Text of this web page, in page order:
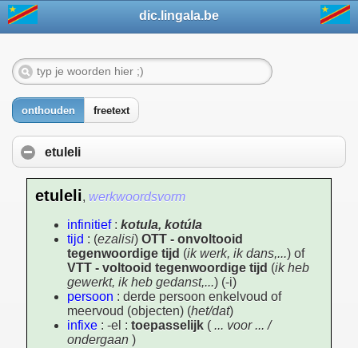
dic.lingala.be
onthouden freetext
etuleli
etuleli, werkwoordsvorm
infinitief: kotula, kotúla
tijd : (ezalisi) OTT - onvoltooid
tegenwoordige tijd (ik werk, ik dans,...) of
VTT - voltooid tegenwoordige tijd (ik heb
gewerkt, ik heb gedanst,...) (-i)
persoon : derde persoon enkelvoud of
meervoud (objecten) (het/dat)
infixe : -el : toepasselijk ( ... voor ... /
ondergaan )